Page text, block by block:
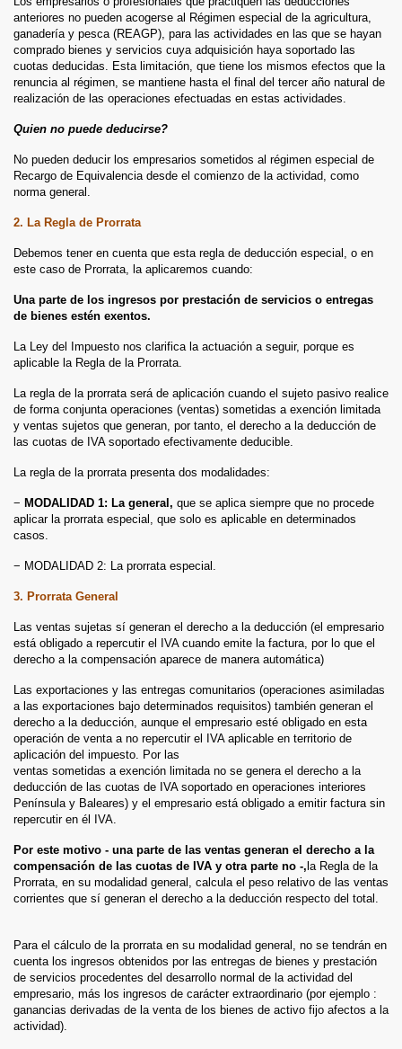
anteriores no pueden acogerse al Régimen especial de la agricultura,
ganadería y pesca (REAGP), para las actividades en las que se hayan
comprado bienes y servicios cuya adquisición haya soportado las
cuotas deducidas. Esta limitación, que tiene los mismos efectos que la
renuncia al régimen, se mantiene hasta el final del tercer año natural de
realización de las operaciones efectuadas en estas actividades.
Quien no puede deducirse?
No pueden deducir los empresarios sometidos al régimen especial de
Recargo de Equivalencia desde el comienzo de la actividad, como
norma general.
2. La Regla de Prorrata
Debemos tener en cuenta que esta regla de deducción especial, o en
este caso de Prorrata, la aplicaremos cuando:
Una parte de los ingresos por prestación de servicios o entregas
de bienes estén exentos.
La Ley del Impuesto nos clarifica la actuación a seguir, porque es
aplicable la Regla de la Prorrata.
La regla de la prorrata será de aplicación cuando el sujeto pasivo realice
de forma conjunta operaciones (ventas) sometidas a exención limitada
y ventas sujetos que generan, por tanto, el derecho a la deducción de
las cuotas de IVA soportado efectivamente deducible.
La regla de la prorrata presenta dos modalidades:
− MODALIDAD 1: La general, que se aplica siempre que no procede
aplicar la prorrata especial, que solo es aplicable en determinados
casos.
− MODALIDAD 2: La prorrata especial.
3. Prorrata General
Las ventas sujetas sí generan el derecho a la deducción (el empresario
está obligado a repercutir el IVA cuando emite la factura, por lo que el
derecho a la compensación aparece de manera automática)
Las exportaciones y las entregas comunitarios (operaciones asimiladas
a las exportaciones bajo determinados requisitos) también generan el
derecho a la deducción, aunque el empresario esté obligado en esta
operación de venta a no repercutir el IVA aplicable en territorio de
aplicación del impuesto. Por las
ventas sometidas a exención limitada no se genera el derecho a la
deducción de las cuotas de IVA soportado en operaciones interiores
Península y Baleares) y el empresario está obligado a emitir factura sin
repercutir en él IVA.
Por este motivo - una parte de las ventas generan el derecho a la
compensación de las cuotas de IVA y otra parte no -, la Regla de la
Prorrata, en su modalidad general, calcula el peso relativo de las ventas
corrientes que sí generan el derecho a la deducción respecto del total.
Para el cálculo de la prorrata en su modalidad general, no se tendrán en
cuenta los ingresos obtenidos por las entregas de bienes y prestación
de servicios procedentes del desarrollo normal de la actividad del
empresario, más los ingresos de carácter extraordinario (por ejemplo :
ganancias derivadas de la venta de los bienes de activo fijo afectos a la
actividad).